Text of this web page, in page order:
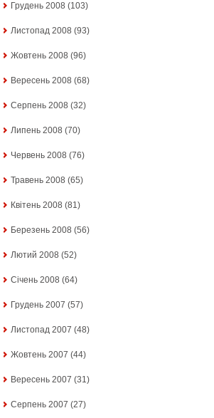
Грудень 2008 (103)
Листопад 2008 (93)
Жовтень 2008 (96)
Вересень 2008 (68)
Серпень 2008 (32)
Липень 2008 (70)
Червень 2008 (76)
Травень 2008 (65)
Квітень 2008 (81)
Березень 2008 (56)
Лютий 2008 (52)
Січень 2008 (64)
Грудень 2007 (57)
Листопад 2007 (48)
Жовтень 2007 (44)
Вересень 2007 (31)
Серпень 2007 (27)